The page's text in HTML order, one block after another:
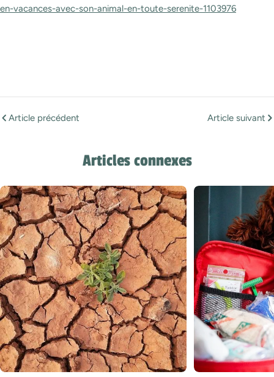
en-vacances-avec-son-animal-en-toute-serenite-1103976
Article précédent Article suivant
Articles connexes